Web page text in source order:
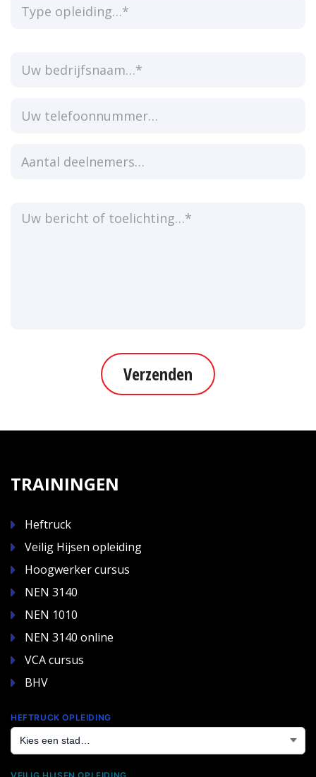
Verzenden
TRAININGEN
Heftruck
Veilig Hijsen opleiding
Hoogwerker cursus
NEN 3140
NEN 1010
NEN 3140 online
VCA cursus
BHV
HEFTRUCK OPLEIDING